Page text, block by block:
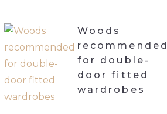
Woods
recommended
for double-
door fitted
wardrobes